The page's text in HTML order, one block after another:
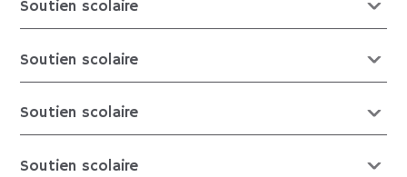
Soutien scolaire
Soutien scolaire
Soutien scolaire
Soutien scolaire